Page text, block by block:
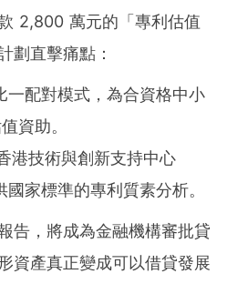
2,800 萬元的「專利估值
劃直擊痛點：
一配對模式，為合資格中小
資助。
港技術與創新支持中心
國家標準的專利質素分析。
告，將成為金融機構審批貸
資產真正變成可以借貸發展